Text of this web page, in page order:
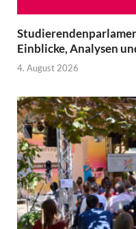
Einblicke, Analysen
4. August 2026